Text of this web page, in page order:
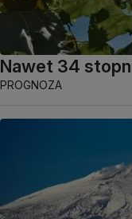
Nawet 34
PROGNOZA